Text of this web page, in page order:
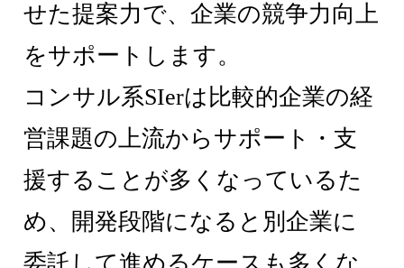
せた提案力で、企業の競争力向上
をサポートします。
コンサル系SIerは比較的企業の経
営課題の上流からサポート・支
援することが多くなっているた
め、開発段階になると別企業に